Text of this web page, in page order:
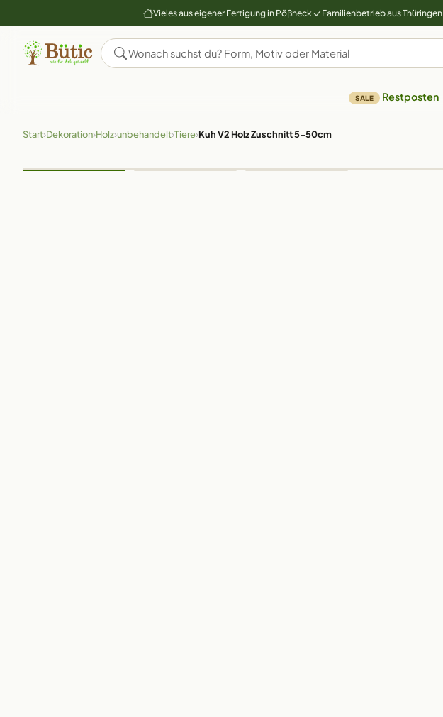
Vieles aus eigener Fertigung in Pößneck Familienbetrieb aus Thüringen
SALE Restposten
Start›Dekoration›Holz›unbehandelt›Tiere›Kuh V2 Holz Zuschnitt 5-50cm